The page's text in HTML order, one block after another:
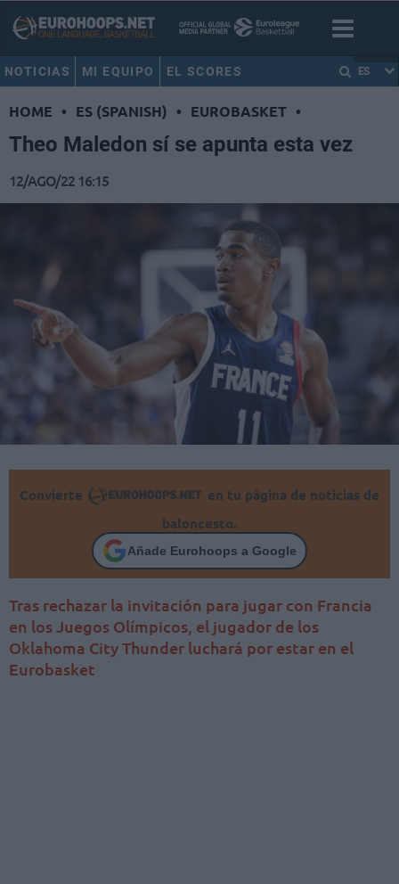
NOTICIAS MI EQUIPO EL SCORES ES
HOME • ES (SPANISH) • EUROBASKET •
Theo Maledon sí se apunta esta vez
12/AGO/22 16:15
Convierte
en tu página de noticias de
baloncesto.
Añade Eurohoops a Google
Tras rechazar la invitación para jugar con Francia
en los Juegos Olímpicos, el jugador de los
Oklahoma City Thunder luchará por estar en el
Eurobasket